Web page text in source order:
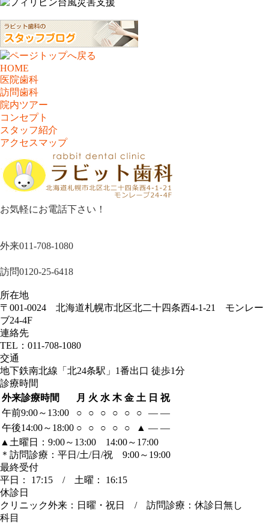
HOME
医院歯科
訪問歯科
院内ツアー
コンセプト
スタッフ紹介
アクセスマップ
お気軽にお電話下さい！
外来011-708-1080
訪問0120-25-6418
所在地
〒001-0024 北海道札幌市北区北二十四条西4-1-21 モンレー
ブ24-4F
連絡先
TEL：011-708-1080
交通
地下鉄南北線「北24条駅」1番出口 徒歩1分
診療時間
外来診療時間
月 火 水 木 金 土 日 祝
午前9:00～13:00
○ ○ ○ ○ ○ ○ ― ―
午後14:00～18:00 ○ ○ ○ ○ ○ ▲ ― ―
▲土曜日：9:00～13:00 14:00～17:00
＊訪問診療：平日/土/日/祝 9:00～19:00
最終受付
平日： 17:15 / 土曜： 16:15
休診日
クリニック外来：日曜・祝日 / 訪問診療：休診日無し
科目